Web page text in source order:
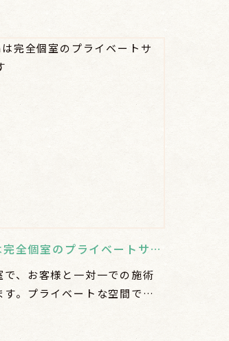
frushは完全個室のプライベートサロンです
で、お客様と一対一での施術
す。プライベートな空間で、